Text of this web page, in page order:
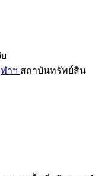
าฯ สถาบันทรัพย์สิน